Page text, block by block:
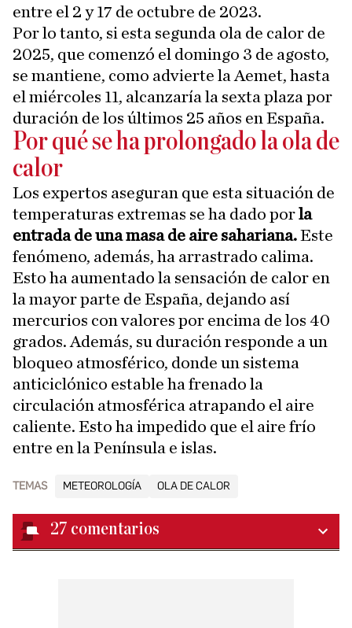
entre el 2 y 17 de octubre de 2023.
Por lo tanto, si esta segunda ola de calor de
2025, que comenzó el domingo 3 de agosto,
se mantiene, como advierte la Aemet, hasta
el miércoles 11, alcanzaría la sexta plaza por
duración de los últimos 25 años en España.
Por qué se ha prolongado la ola de
calor
Los expertos aseguran que esta situación de
temperaturas extremas se ha dado porla
entrada de una masa de aire sahariana.Este
fenómeno, además, ha arrastrado calima.
Esto ha aumentado la sensación de calor en
la mayor parte de España, dejando así
mercurios con valores por encima de los 40
grados. Además, su duración responde a un
bloqueo atmosférico, donde un sistema
anticiclónico estable ha frenado la
circulación atmosférica atrapando el aire
caliente. Esto ha impedido que el aire frío
entre en la Península e islas.
TEMAS METEOROLOGÍA OLA DE CALOR
27 comentarios